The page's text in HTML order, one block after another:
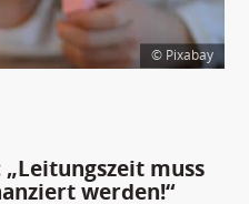
© Pixabay
muss
werden!“